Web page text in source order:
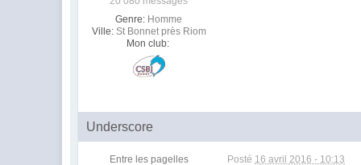
Genre: Homme
Ville: St Bonnet près Riom
Mon club:
Underscore
Entre les pagelles Posté 16 avril 2016 - 10:13